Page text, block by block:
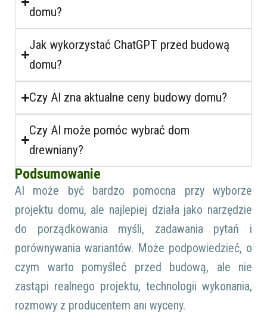
domu?
Jak wykorzystać ChatGPT przed budową
domu?
Czy AI zna aktualne ceny budowy domu?
Czy AI może pomóc wybrać dom
drewniany?
Podsumowanie
AI może być bardzo pomocna przy wyborze
projektu domu, ale najlepiej działa jako narzędzie
do porządkowania myśli, zadawania pytań i
porównywania wariantów. Może podpowiedzieć, o
czym warto pomyśleć przed budową, ale nie
zastąpi realnego projektu, technologii wykonania,
rozmowy z producentem ani wyceny.